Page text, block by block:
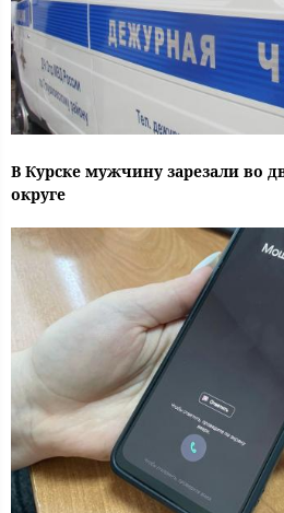
В Курске мужчину зарезали во
округе